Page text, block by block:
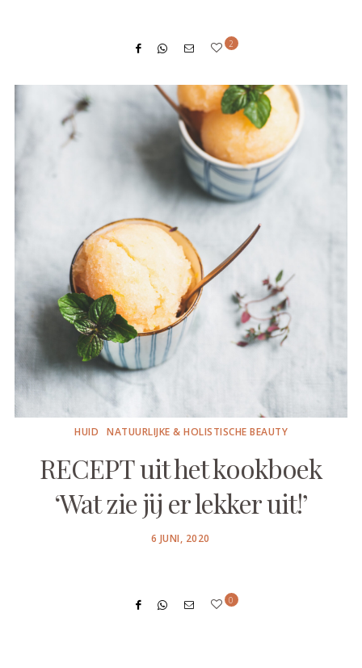
2
HUID NATUURLIJKE & HOLISTISCHE BEAUTY
RECEPT uit het kookboek
‘Wat zie jij er lekker uit!’
POSTED
6 JUNI, 2020
0